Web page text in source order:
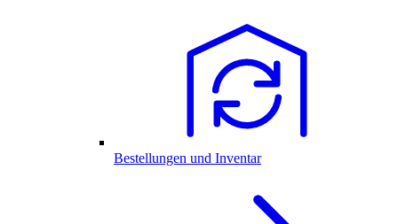
Bestellungen und Inventar